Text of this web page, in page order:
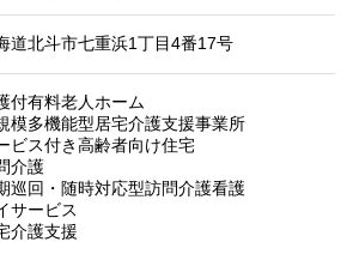
道北斗市七重浜1丁目4番17号
付有料老人ホーム
模多機能型居宅介護支援事業所
ビス付き高齢者向け住宅
介護
巡回・随時対応型訪問介護看護
サービス
介護支援